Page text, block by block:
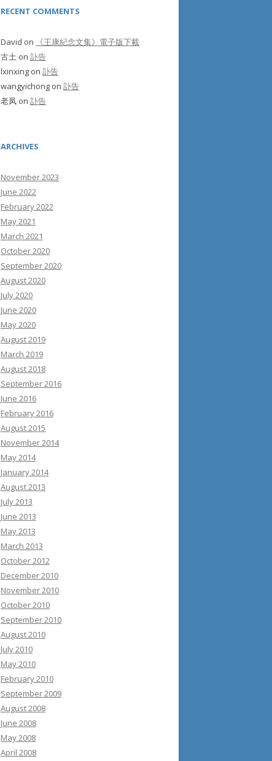
RECENT COMMENTS
David on
《王康紀念文集》電子版下載
古土 on 訃告
lxinxing on 訃告
wangyichong on 訃告
老凤 on 訃告
ARCHIVES
November 2023
June 2022
February 2022
May 2021
March 2021
October 2020
September 2020
August 2020
July 2020
June 2020
May 2020
August 2019
March 2019
August 2018
September 2016
June 2016
February 2016
August 2015
November 2014
May 2014
January 2014
August 2013
July 2013
June 2013
May 2013
March 2013
October 2012
December 2010
November 2010
October 2010
September 2010
August 2010
July 2010
May 2010
February 2010
September 2009
August 2008
June 2008
May 2008
April 2008